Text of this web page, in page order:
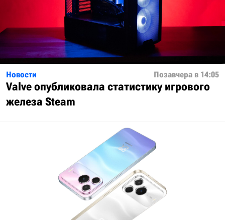
Новости Позавчера в 14:05
Valve опубликовала статистику игрового
железа Steam